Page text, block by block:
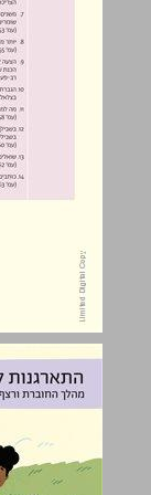
התארגנות להוראה ... 26